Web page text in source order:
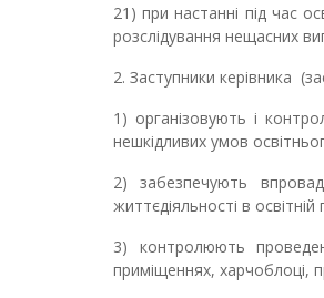
21) при настанні під час
розслідування нещасних
2. Заступники керівника
1) організовують і
нешкідливих умов
2) забезпечують
життєдіяльності в освітній
3) контролюють
приміщеннях, харчоблоці,